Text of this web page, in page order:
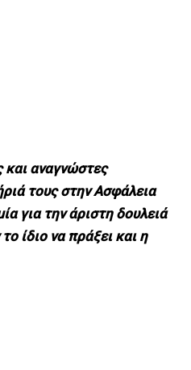
αναγνώστες
τους στην Ασφάλεια
για την άριστη δουλειά
ίδιο να πράξει και η